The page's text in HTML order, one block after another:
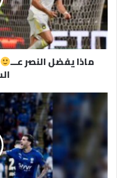
ــن
التتويج
بلقب
دوري
روشنماذا يفضل النصر عـــ
“مهندس”
عودة
الهلال
وبطل
ليلة